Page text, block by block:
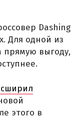
Dashing
Для одной из
прямую выгоду,
этого в